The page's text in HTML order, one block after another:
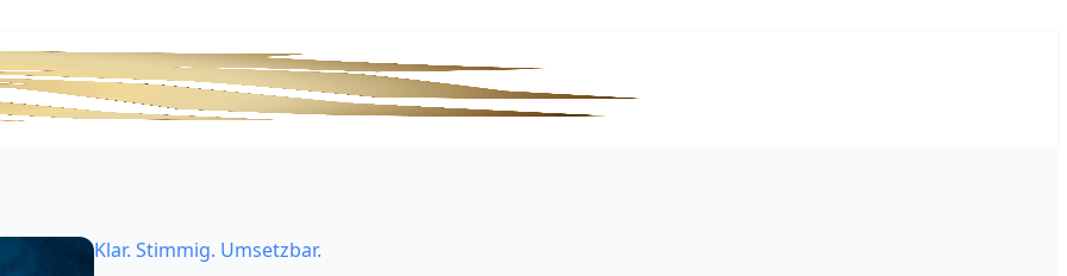
Klar. Stimmig. Umsetzbar.